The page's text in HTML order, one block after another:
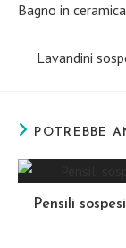
articoli
Bagno in
Lavandini
POTREBBE
Pensili